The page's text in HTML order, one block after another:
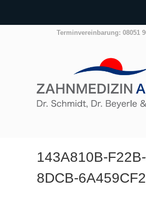
Terminvereinbarung: 08051
143A810B-
8DCB-